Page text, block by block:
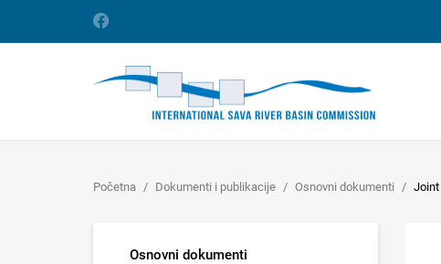
Početna Dokumenti i publikacije Osnovni dokumenti Joint
Osnovni dokumenti